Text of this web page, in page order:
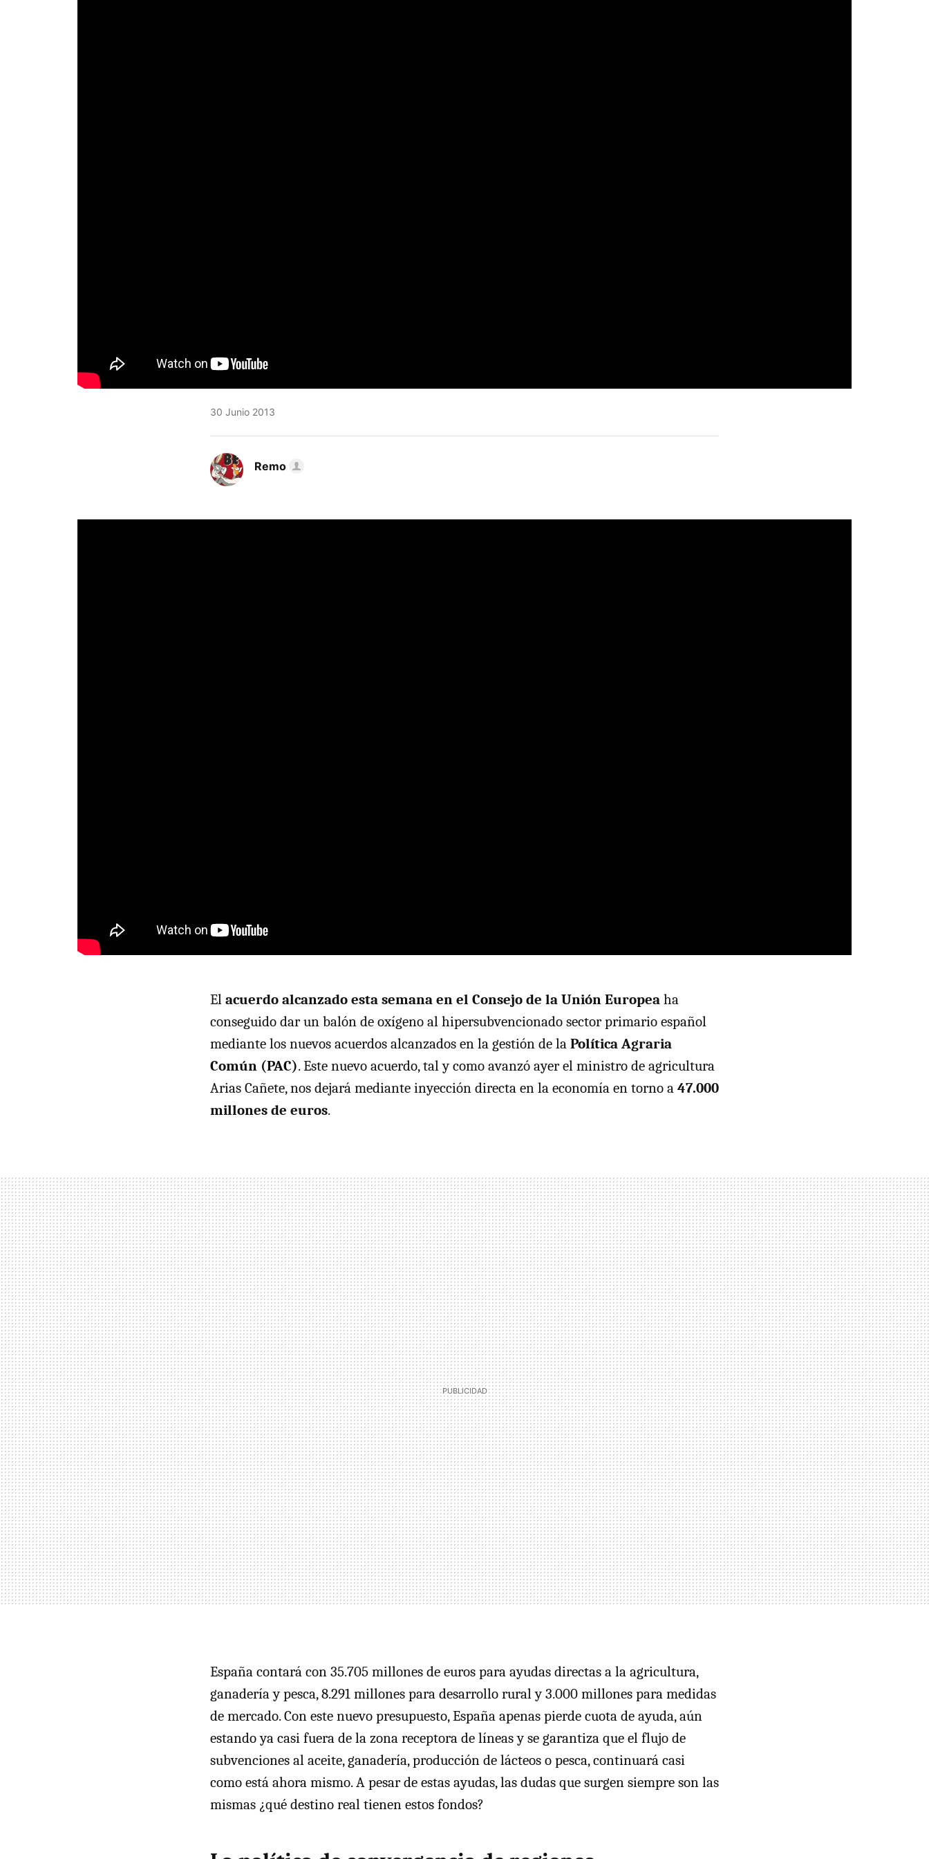
30 Junio 2013
Remo
El acuerdo alcanzado esta semana en el Consejo de la Unión Europea ha
conseguido dar un balón de oxígeno al hipersubvencionado sector primario español
mediante los nuevos acuerdos alcanzados en la gestión de la Política Agraria
Común (PAC). Este nuevo acuerdo, tal y como avanzó ayer el ministro de agricultura
Arias Cañete, nos dejará mediante inyección directa en la economía en torno a 47.000
millones de euros.
España contará con 35.705 millones de euros para ayudas directas a la agricultura,
ganadería y pesca, 8.291 millones para desarrollo rural y 3.000 millones para medidas
de mercado. Con este nuevo presupuesto, España apenas pierde cuota de ayuda, aún
estando ya casi fuera de la zona receptora de líneas y se garantiza que el flujo de
subvenciones al aceite, ganadería, producción de lácteos o pesca, continuará casi
como está ahora mismo. A pesar de estas ayudas, las dudas que surgen siempre son las
mismas ¿qué destino real tienen estos fondos?